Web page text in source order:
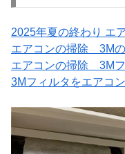
2025年夏の終わり エ
エアコンの掃除 3M
エアコンの掃除 3M
3Mフィルタをエアコ